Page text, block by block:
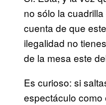
no sólo la
cuenta de que
ilegalidad no
de la mesa este
Es curioso: si
espectáculo como